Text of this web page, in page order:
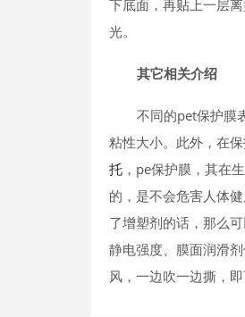
下底面，再贴上一层
光。
其它相关介绍
不同的pet保护膜
粘性大小。此外，在
托 ，pe保护膜，其在
的，是不会危害人体
了增塑剂的话，那么
静电强度、膜面润滑
风，一边吹一边撕，